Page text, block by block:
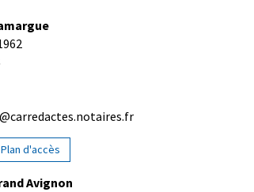
Plan d'accès
Avignon